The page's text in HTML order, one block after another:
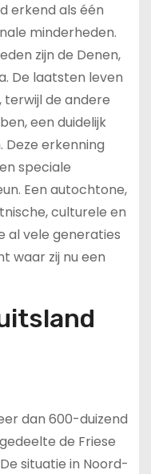
erkend als één
minderheden.
zijn de Denen,
De laatsten leven
terwijl de andere
een duidelijk
erkenning
speciale
Een autochtone,
culturele en
al vele generaties
waar zij nu een
dan 600-duizend
de Friese
situatie in Noord-